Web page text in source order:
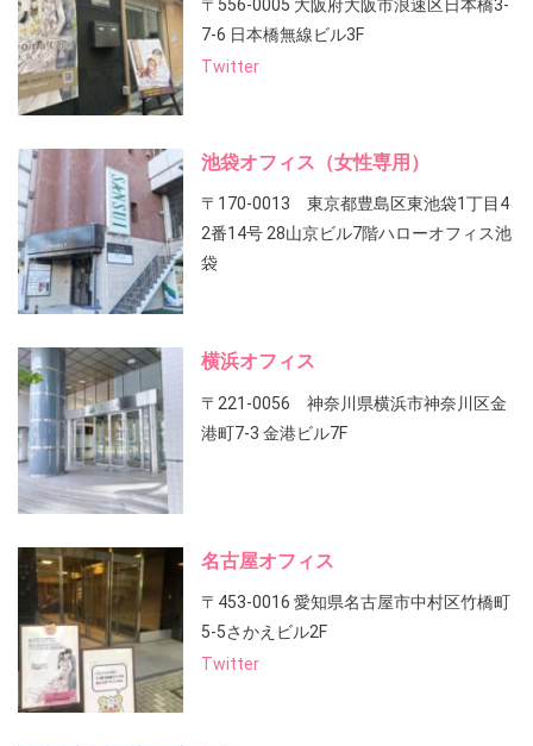
〒556-0005 大阪府大阪市浪速区日本橋3-
7-6 日本橋無線ビル3F
Twitter
池袋オフィス（女性専用）
〒170-0013 東京都豊島区東池袋1丁目4
2番14号 28山京ビル7階ハローオフィス池
袋
横浜オフィス
〒221-0056 神奈川県横浜市神奈川区金
港町7-3 金港ビル7F
名古屋オフィス
〒453-0016 愛知県名古屋市中村区竹橋町
5-5さかえビル2F
Twitter